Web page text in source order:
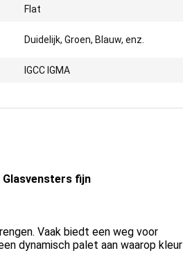
Flat
Duidelijk, Groen, Blauw, enz.
IGCC IGMA
Glasvensters fijn
Vaak biedt een weg voor
dynamisch palet aan waarop kleur